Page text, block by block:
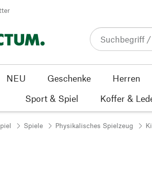
NEU Geschenke Herren
Sport & Spiel
Koffer &
Spiele Physikalisches Spielzeug